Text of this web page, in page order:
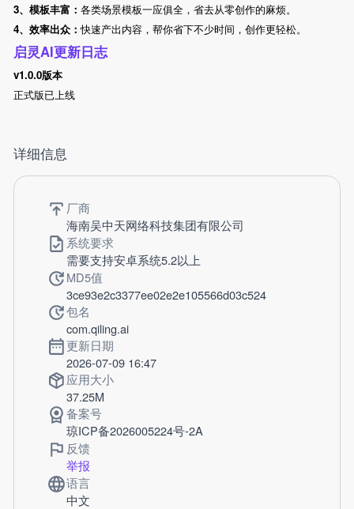
3、模板丰富： 各类场景模板一应俱全，省去从零创作的麻烦。
4、效率出众：快速产出内容，帮你省下不少时间，创作更轻松。
启灵AI更新日志
v1.0.0版本
正式版已上线
详细信息
厂商
海南吴中天网络科技集团有限公司
系统要求
需要支持安卓系统5.2以上
MD5值
3ce93e2c3377ee02e2e105566d03c524
包名
com.qiling.ai
更新日期
2026-07-09 16:47
应用大小
37.25M
备案号
琼ICP备2026005224号-2A
反馈
举报
语言
中文